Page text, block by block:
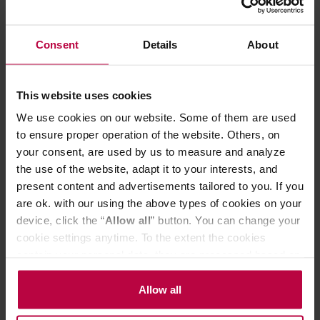
Consent Details About
This website uses cookies
We use cookies on our website. Some of them are used
to ensure proper operation of the website. Others, on
your consent, are used by us to measure and analyze
the use of the website, adapt it to your interests, and
present content and advertisements tailored to you. If you
are ok. with our using the above types of cookies on your
device, click the “Allow all” button. You can change your
cookie settings anytime. To the extent the cookies
the controller’s (namely, ALL GOOD S.A., ul.
Mazowiecka 24I/U9, 78-100 Kołobrzeg) or third parties’
legitimate interests which are to ensure a high quality of
Allow all
13,99 zł
Do poczytania przy kawie: